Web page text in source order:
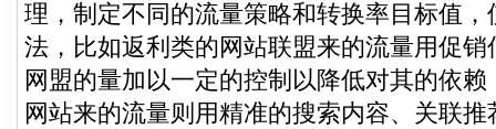
理，制定不同的流量策略和转换率目标值
法，比如返利类的网站联盟来的流量用促
网盟的量加以一定的控制以降低对其的依
网站来的流量则用精准的搜索内容、关联